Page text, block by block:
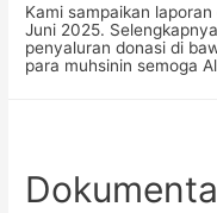
Kami sampaikan
Juni 2025.
penyaluran donasi di
para muhsinin semoga